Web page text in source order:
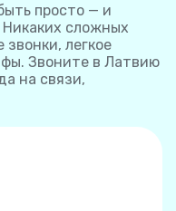
просто — и
Никаких сложных
легкое
Звоните в Латвию
на связи,